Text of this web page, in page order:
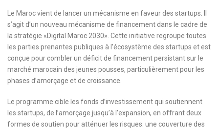
Le Maroc vient de lancer un mécanisme en faveur des startups. Il
s’agit d’un nouveau mécanisme de financement dans le cadre de
la stratégie «Digital Maroc 2030». Cette initiative regroupe toutes
les parties prenantes publiques à l’écosystème des startups et est
conçue pour combler un déficit de financement persistant sur le
marché marocain des jeunes pousses, particulièrement pour les
phases d’amorçage et de croissance.
Le programme cible les fonds d’investissement qui soutiennent
les startups, de l’amorçage jusqu’à l’expansion, en offrant deux
formes de soutien pour atténuer les risques: une couverture des